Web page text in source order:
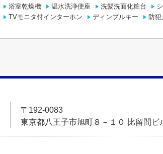
浴室乾燥機 温水洗浄便座 洗髪洗面化粧台
TVモニタ付インターホン ディンプルキー 防
〒192-0083
東京都八王子市旭町８－１０ 比留間ビ